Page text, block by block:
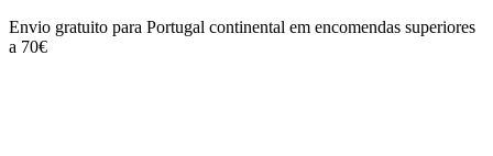
Envio gratuito para Portugal continental em encomendas superiores
a 70€